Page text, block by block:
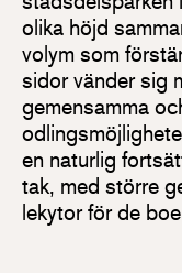
olika höjd
volym som
sidor vänder sig
gemensamma
en naturlig
tak, med större
lekytor för de